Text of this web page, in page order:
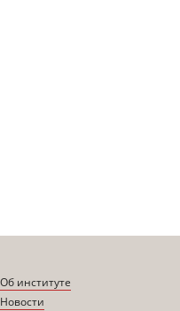
Об институте
Новости